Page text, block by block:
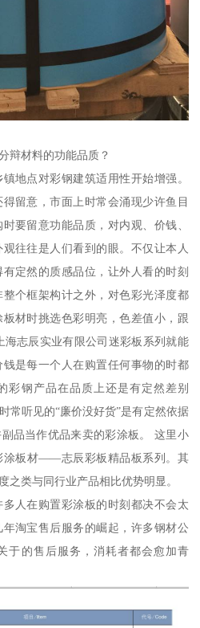
辩材料的功能品质？
地点对彩钢建筑适用性开始增强。
留意，市面上时常会涌现少许鱼目
要留意功能品质，对内观、价钱、
往往是人们看到的眼。不仅让本人
定然的质感品位，让外人看的时刻
个框架构计之外，对色彩光泽度都
材时挑选色彩明亮，色差值小，跟
志辰实业有限公司迷彩板系列就能
是每一个人在购置任何事物的时都
彩钢产品在品质上还是有定然差别
常听见的“廉价没好货”是有定然依据
品当作优品来卖的彩涂板。 这里小
涂板材——志辰彩板精品板系列。其
之类与同行业产品相比优势明显。
人在购置彩涂板的时刻都决不会太
淘宝售后服务的崛起，许多钢材公
于的售后服务，消耗者都会愈加青